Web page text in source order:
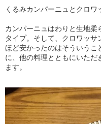
くるみカンパーニュとクロワ
カンパーニュはわりと生地柔
タイプ。そして、クロワッサ
ほど安かったのはそういうこ
に、他の料理とともにいた
ます。